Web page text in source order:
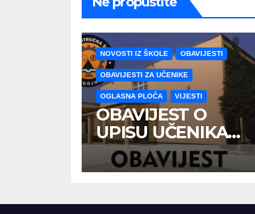
NOVOSTI IZ ŠKOLE OBAVIJESTI
OBAVIJESTI ZA UČENIKE
OGLASNA PLOČA VIJESTI
OBAVIJEST O
UPISU UČENIKA
PRVIH RAZREDA
U ŠKOLSKOJ
GODINE